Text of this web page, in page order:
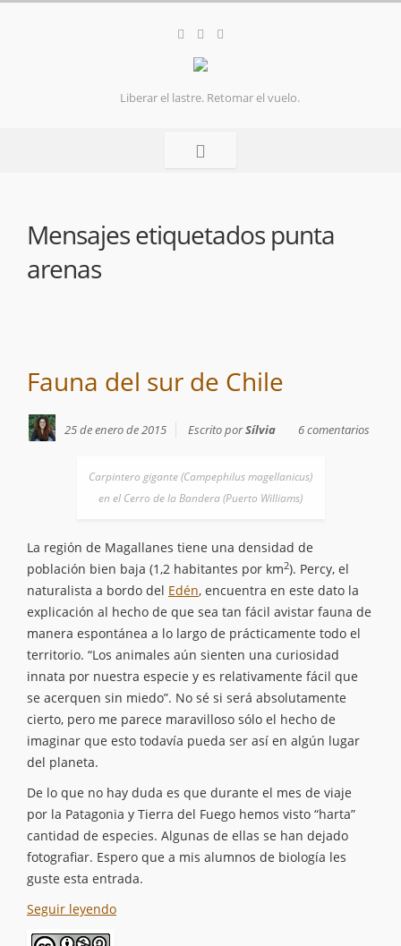
Liberar el lastre. Retomar el vuelo.
Mensajes etiquetados punta
arenas
Fauna del sur de Chile
25 de enero de 2015 6 comentarios
Escrito porSílvia
Carpintero gigante (Campephilus magellanicus)
en el Cerro de la Bandera (Puerto Williams)
La región de Magallanes tiene una densidad de
población bien baja (1,2 habitantes por km2). Percy, el
naturalista a bordo del Edén, encuentra en este dato la
explicación al hecho de que sea tan fácil avistar fauna de
manera espontánea a lo largo de prácticamente todo el
territorio. “Los animales aún sienten una curiosidad
innata por nuestra especie y es relativamente fácil que
se acerquen sin miedo”. No sé si será absolutamente
cierto, pero me parece maravilloso sólo el hecho de
imaginar que esto todavía pueda ser así en algún lugar
del planeta.
De lo que no hay duda es que durante el mes de viaje
por la Patagonia y Tierra del Fuego hemos visto “harta”
cantidad de especies. Algunas de ellas se han dejado
fotografiar. Espero que a mis alumnos de biología les
guste esta entrada.
Seguir leyendo